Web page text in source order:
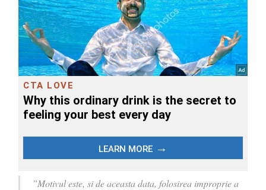
”Motivul este, si de aceasta data, folosirea improprie a